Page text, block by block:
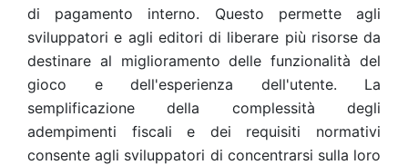
di pagamento interno. Questo permette agli
sviluppatori e agli editori di liberare più risorse da
destinare al miglioramento delle funzionalità del
gioco e dell'esperienza dell'utente. La
semplificazione della complessità degli
adempimenti fiscali e dei requisiti normativi
consente agli sviluppatori di concentrarsi sulla loro